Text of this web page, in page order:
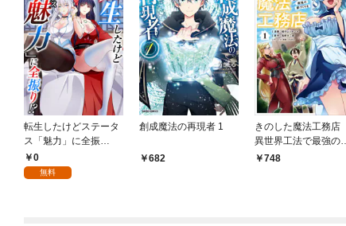
転生したけどステータ
ス「魅力」に全振
り！？(1)
0
無料
創成魔法の再現者 1
682
きのした魔法工務店
異世界工法で最強の
づくりを（コミック）
748